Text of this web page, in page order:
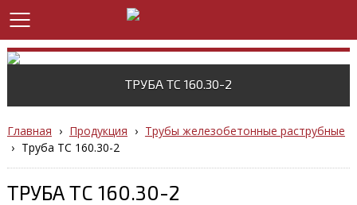
ТРУБА ТС 160.30-2
Главная › Продукция › Трубы железобетонные раструбные
› Труба ТС 160.30-2
ТРУБА ТС 160.30-2